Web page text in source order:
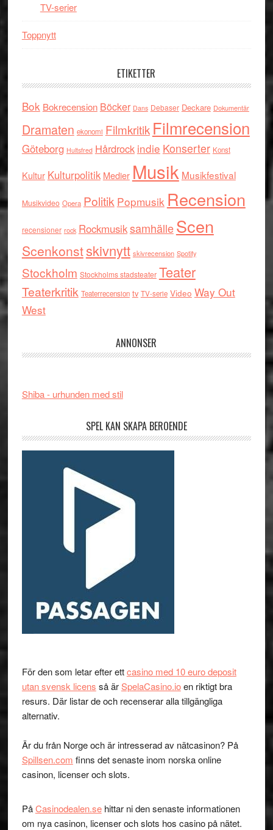
TV-serier
Toppnytt
ETIKETTER
Bok Bokrecension Böcker Dans Debaser Deckare Dokumentär
Dramaten ekonomi Filmkritik Filmrecension
Göteborg Hultsfred Hårdrock indie Konserter Konst
Kultur Kulturpolitik Medier Musik Musikfestival
Musikvideo Opera Politik Popmusik Recension
recensioner rock RockmusiksamhälleScen
Scenkonstskivnytt skivrecension Spotify
Stockholm Stockholms stadsteater Teater
Teaterkritik Teaterrecension tv TV-serie Video Way Out
West
ANNONSER
Shiba - urhunden med stil
SPEL KAN SKAPA BEROENDE
För den som letar efter ettcasino med 10 euro deposit
utan svensk licens så ärSpelaCasino.ioen riktigt bra
resurs. Där listar de och recenserar alla tillgängliga
alternativ.
Är du från Norge och är intresserad av nätcasinon? På
Spillsen.com finns det senaste inom norska online
casinon, licenser och slots.
PåCasinodealen.sehittar ni den senaste informationen
om nya casinon, licenser och slots hos casino på nätet.